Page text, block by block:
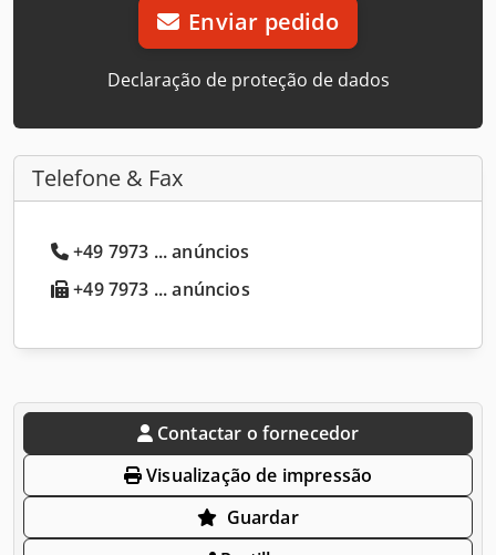
Enviar pedido
Declaração de proteção de dados
Telefone & Fax
+49 7973 ... anúncios
+49 7973 ... anúncios
Contactar o fornecedor
Visualização de impressão
Guardar